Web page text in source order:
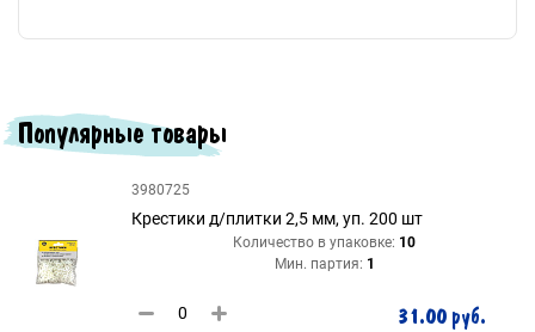
Популярные товары
3980725
Крестики д/плитки 2,5 мм, уп. 200 шт
Количество в упаковке: 10
Мин. партия: 1
31.00 руб.